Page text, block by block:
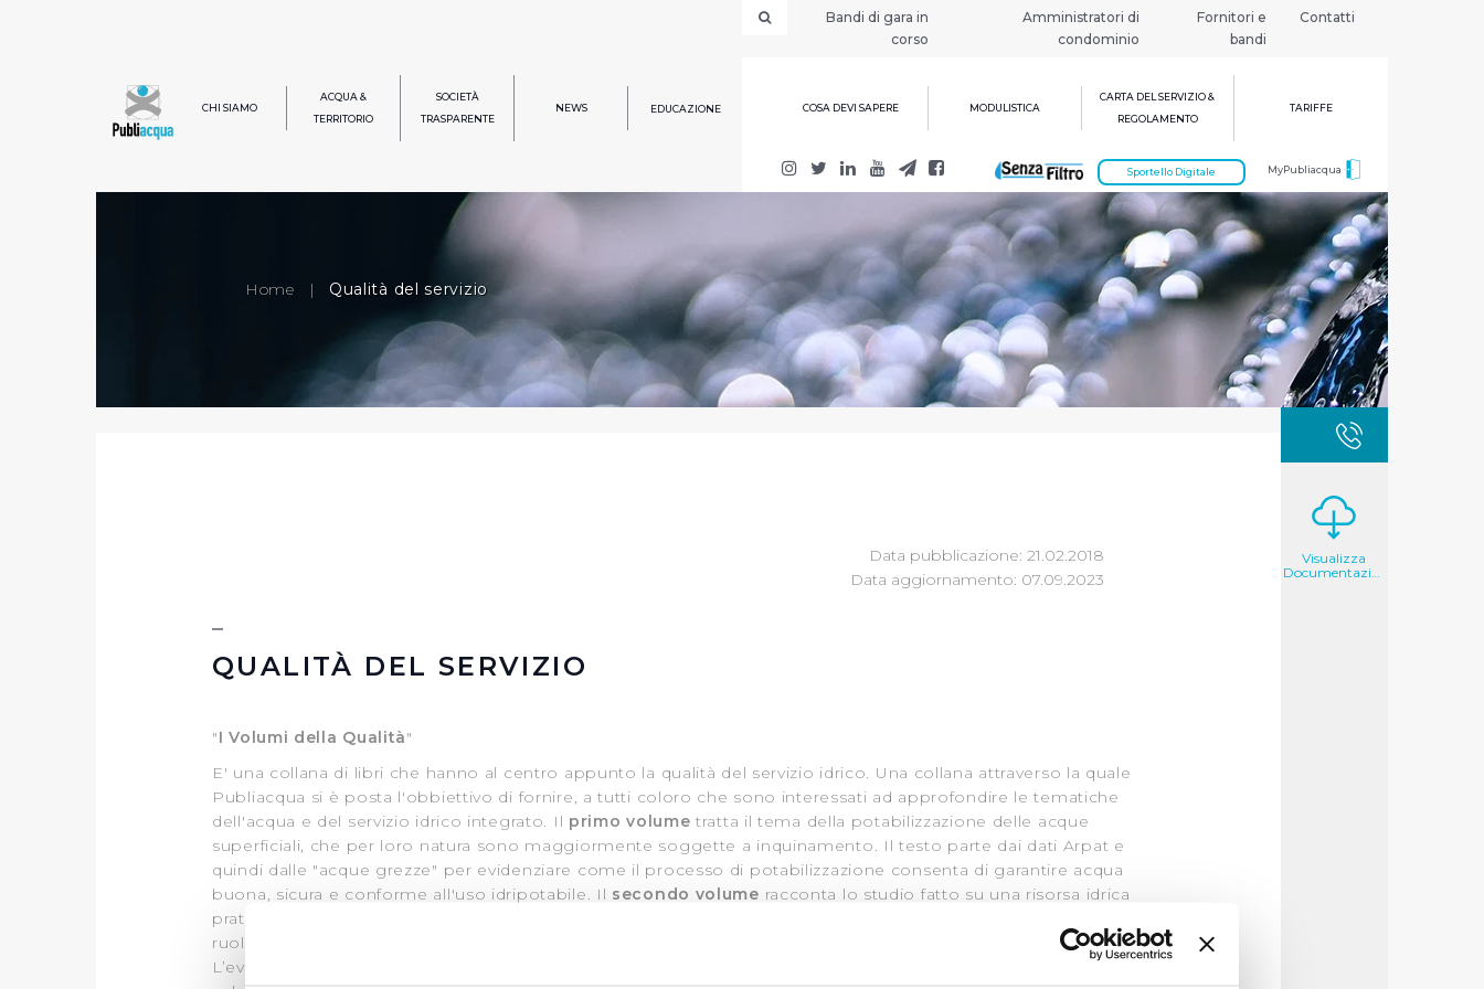
Bandi di gara in
corso
Amministratori di
condominio
Fornitori e
bandi
Contatti
CHI SIAMO
ACQUA &
TERRITORIO
SOCIETÀ
TRASPARENTE
NEWS EDUCAZIONE COSA DEVI SAPERE MODULISTICA
CARTA DEL SERVIZIO &
REGOLAMENTO
TARIFFE
MyPubliacqua
Sportello Digitale
Home | Qualità del servizio
Data pubblicazione: 21.02.2018
Data aggiornamento: 07.09.2023
QUALITÀ DEL SERVIZIO
"I Volumi della Qualità"
E' una collana di libri che hanno al centro appunto la qualità del servizio idrico. Una collana attraverso la quale
Publiacqua si è posta l'obbiettivo di fornire, a tutti coloro che sono interessati ad approfondire le tematiche
dell'acqua e del servizio idrico integrato. Il primo volume tratta il tema della potabilizzazione delle acque
superficiali, che per loro natura sono maggiormente soggette a inquinamento. Il testo parte dai dati Arpat e
quindi dalle "acque grezze" per evidenziare come il processo di potabilizzazione consenta di garantire acqua
buona, sicura e conforme all'uso idripotabile. Il secondo volume racconta lo studio fatto su una risorsa idrica
pratese, la Falda, con lo scopo di di “fotografare” lo stato idrico ed ambientale di questa risorsa che ha avuto un
ruolo primario nella nascita e nello sviluppo della città di Prato e, successivamente, della sua industria tessile.
L’evoluzione della Falda è infatti fortemente connessa alla storia economica del distretto industriale pratese. I
Visualizza
Documentazione